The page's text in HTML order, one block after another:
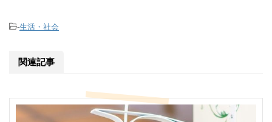
-生活・社会
関連記事